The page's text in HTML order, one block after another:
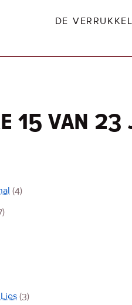
DE
15 van
(4)
(3)